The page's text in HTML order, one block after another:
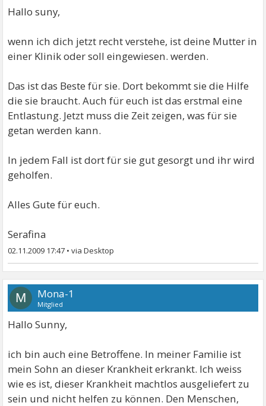
Hallo suny,
wenn ich dich jetzt recht verstehe, ist deine Mutter in
einer Klinik oder soll eingewiesen. werden.
Das ist das Beste für sie. Dort bekommt sie die Hilfe
die sie braucht. Auch für euch ist das erstmal eine
Entlastung. Jetzt muss die Zeit zeigen, was für sie
getan werden kann.
In jedem Fall ist dort für sie gut gesorgt und ihr wird
geholfen.
Alles Gute für euch.
Serafina
02.11.2009 17:47 •
M Mona-1
Mitglied
Hallo Sunny,
ich bin auch eine Betroffene. In meiner Familie ist
mein Sohn an dieser Krankheit erkrankt. Ich weiss
wie es ist, dieser Krankheit machtlos ausgeliefert zu
sein und nicht helfen zu können. Den Menschen,